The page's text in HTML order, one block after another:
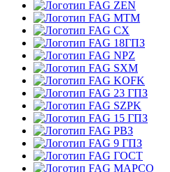
ZEN
MTM
CX
18ГПЗ
NPZ
SXM
KOFK
23 ГПЗ
SZPK
15 ГПЗ
РВЗ
9 ГПЗ
ГОСТ
MAPCO